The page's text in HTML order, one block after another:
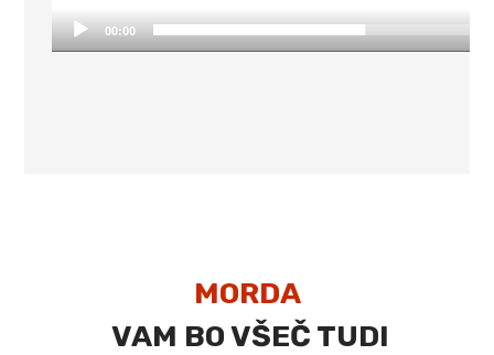
00:00
MORDA
VAM BO VŠEČ TUDI